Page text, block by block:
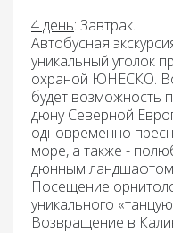
4 день: Завтрак.
Автобусная
уникальный уголок
охраной ЮНЕСКО.
будет возможность
дюну Северной
одновременно
море, а также -
дюнным ландшафтом
Посещение
уникального «
Возвращение в